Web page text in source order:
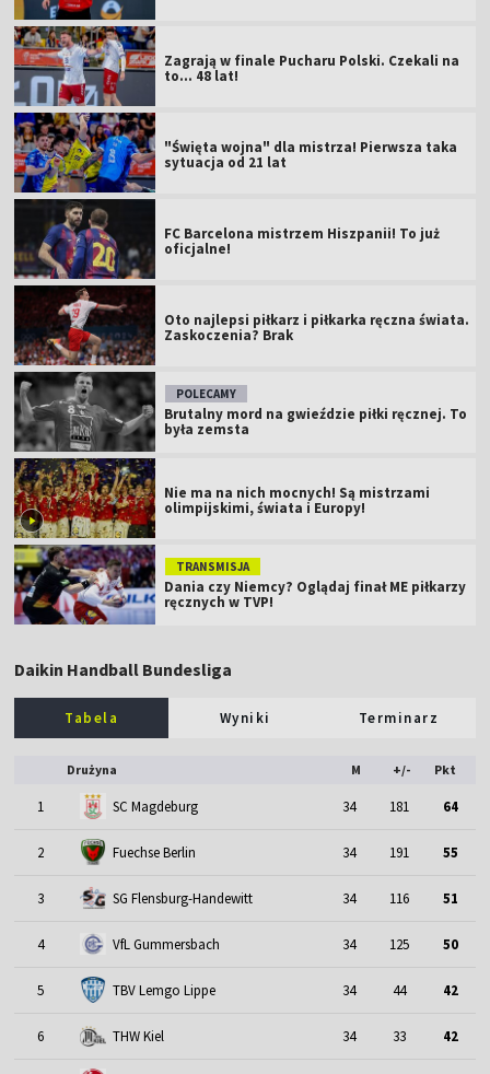
Zagrają w finale Pucharu Polski. Czekali na
to... 48 lat!
"Święta wojna" dla mistrza! Pierwsza taka
sytuacja od 21 lat
FC Barcelona mistrzem Hiszpanii! To już
oficjalne!
Oto najlepsi piłkarz i piłkarka ręczna świata.
Zaskoczenia? Brak
POLECAMY
Brutalny mord na gwieździe piłki ręcznej. To
była zemsta
Nie ma na nich mocnych! Są mistrzami
olimpijskimi, świata i Europy!
TRANSMISJA
Dania czy Niemcy? Oglądaj finał ME piłkarzy
ręcznych w TVP!
Daikin Handball Bundesliga
Tabela Wyniki Terminarz
Drużyna M +/- Pkt
1 SC Magdeburg 34 181 64
2 Fuechse Berlin 34 191 55
3 SG Flensburg-Handewitt 34 116 51
4 VfL Gummersbach 34 125 50
5 TBV Lemgo Lippe 34 44 42
6 THW Kiel 34 33 42